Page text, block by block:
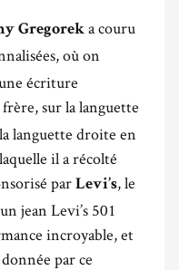
Gregorek a couru
où on
écriture
sur la languette
languette droite en
il a récolté
par Levi’s, le
jean Levi’s 501
incroyable, et
par ce